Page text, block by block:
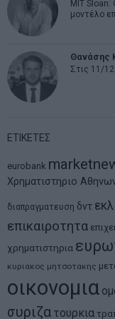
MIT Sloan:
μοντέλο
Θανάσης
Στις 11/
ΕΤΙΚΕΤΕΣ
eurobank
Χρηματιστηριο
διαπραγματευση δντ
επικαιροτητα
χρηματιστηρια
κυριακος μητσοτακης
οικονομια
συριζα τουρκια